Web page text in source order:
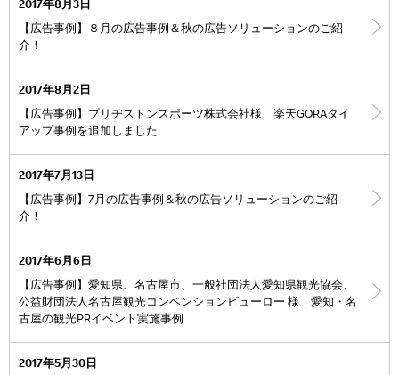
2017年8月3日
【広告事例】８月の広告事例＆秋の広告ソリューションのご紹
介！
2017年8月2日
【広告事例】ブリヂストンスポーツ株式会社様 楽天GORAタイ
アップ事例を追加しました
2017年7月13日
【広告事例】7月の広告事例＆秋の広告ソリューションのご紹
介！
2017年6月6日
【広告事例】愛知県、名古屋市、一般社団法人愛知県観光協会、
公益財団法人名古屋観光コンベンションビューロー 様 愛知・名
古屋の観光PRイベント実施事例
2017年5月30日